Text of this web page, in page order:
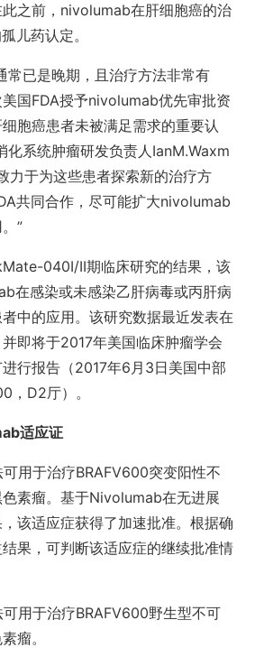
之前，nivolumab在肝细胞癌的治
儿药认定。
常已是晚期，且治疗方法非常有
国FDA授予nivolumab优先审批资
胞癌患者未被满足需求的重要认
化系统肿瘤研发负责人IanM.Waxm
力于为这些患者探索新的治疗方
共同合作，尽可能扩大nivolumab
”
040I/II期临床研究的结果，该
在感染或未感染乙肝病毒或丙肝病
中的应用。该研究数据最近发表在
并即将于2017年美国临床肿瘤学会
行报告（2017年6月3日美国中部
，D2厅）。
适应证
用于治疗BRAFV600突变阳性不
素瘤。基于Nivolumab在无进展
该适应症获得了加速批准。根据确
果，可判断该适应症的继续批准情
用于治疗BRAFV600野生型不可
瘤。